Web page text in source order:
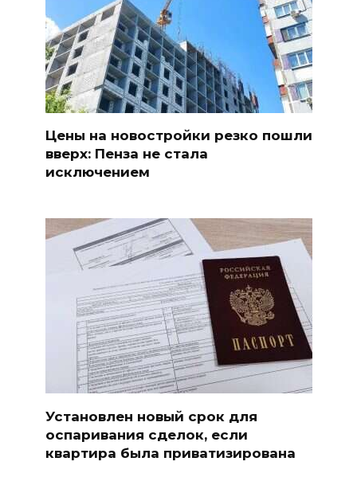
Цены на новостройки резко пошли
вверх: Пенза не стала
исключением
Установлен новый срок для
оспаривания сделок, если
квартира была приватизирована